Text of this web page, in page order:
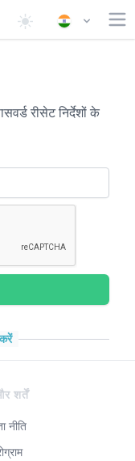
रीसेट निर्देशों के
शर्तें
नीति